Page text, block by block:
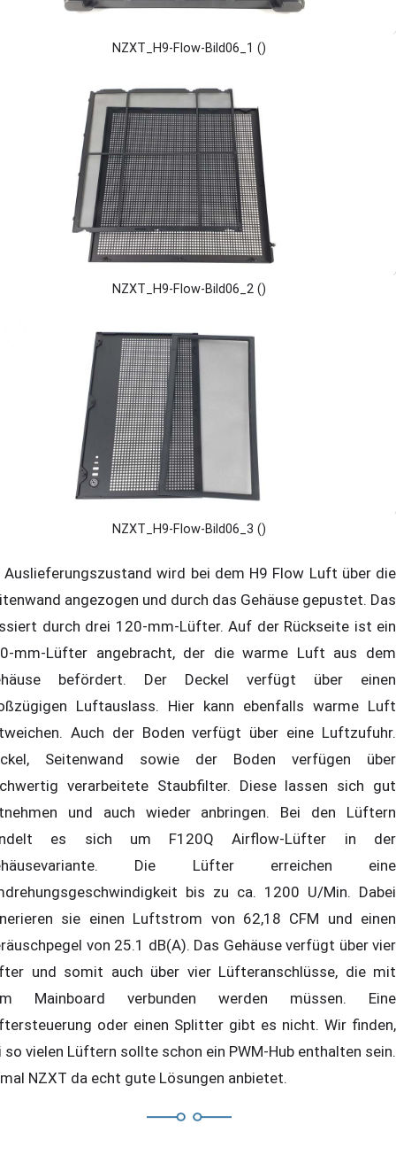
NZXT_H9-Flow-Bild06_1 ()
NZXT_H9-Flow-Bild06_2 ()
NZXT_H9-Flow-Bild06_3 ()
Auslieferungszustand wird bei dem H9 Flow Luft über die
angezogen und durch das Gehäuse gepustet. Das
durch drei 120-mm-Lüfter. Auf der Rückseite ist ein
mm-Lüfter angebracht, der die warme Luft aus dem
befördert. Der Deckel verfügt über einen
Luftauslass. Hier kann ebenfalls warme Luft
Auch der Boden verfügt über eine Luftzufuhr.
Seitenwand sowie der Boden verfügen über
verarbeitete Staubfilter. Diese lassen sich gut
und auch wieder anbringen. Bei den Lüftern
es sich um F120Q Airflow-Lüfter in der
Die Lüfter erreichen eine
bis zu ca. 1200 U/Min. Dabei
sie einen Luftstrom von 62,18 CFM und einen
von 25.1 dB(A). Das Gehäuse verfügt über vier
und somit auch über vier Lüfteranschlüsse, die mit
Mainboard verbunden werden müssen. Eine
oder einen Splitter gibt es nicht. Wir finden,
so vielen Lüftern sollte schon ein PWM-Hub enthalten sein.
NZXT da echt gute Lösungen anbietet.